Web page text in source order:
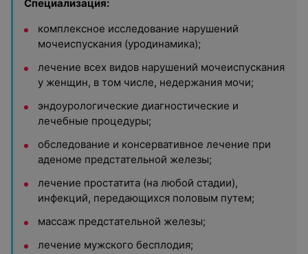
Специализация:
комплексное исследование нарушений
мочеиспускания (уродинамика);
лечение всех видов нарушений мочеиспускания
у женщин, в том числе, недержания мочи;
эндоурологические диагностические и
лечебные процедуры;
обследование и консервативное лечение при
аденоме предстательной железы;
лечение простатита (на любой стадии),
инфекций, передающихся половым путем;
массаж предстательной железы;
лечение мужского бесплодия;